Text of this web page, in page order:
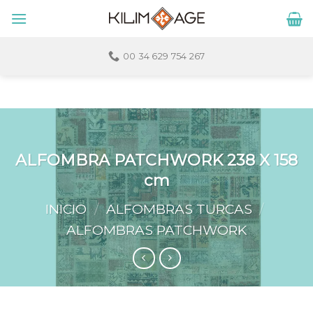
00 34 629 754 267
ALFOMBRA PATCHWORK 238 X 158
cm
INICIO / ALFOMBRAS TURCAS /
ALFOMBRAS PATCHWORK